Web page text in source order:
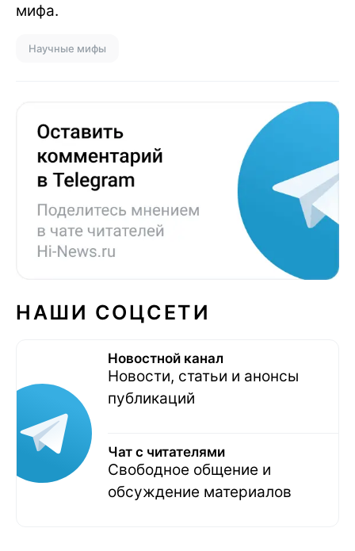
мифа.
Научные мифы
НАШИ СОЦСЕТИ
Новостной канал
Новости, статьи и анонсы
публикаций
Чат с читателями
Свободное общение и
обсуждение материалов